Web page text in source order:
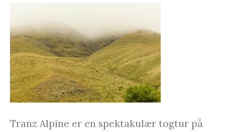
Tranz Alpine er en spektakulær togtur på